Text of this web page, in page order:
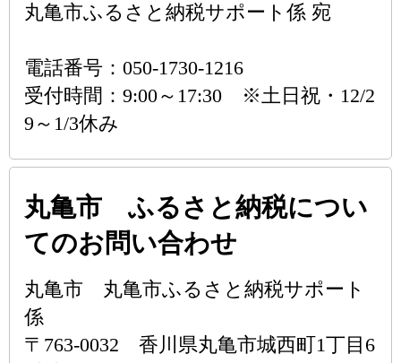
丸亀市ふるさと納税サポート係 宛
電話番号：050-1730-1216
受付時間：9:00～17:30 ※土日祝・12/2
9～1/3休み
丸亀市 ふるさと納税につい
てのお問い合わせ
丸亀市 丸亀市ふるさと納税サポート
係
〒763-0032 香川県丸亀市城西町1丁目6